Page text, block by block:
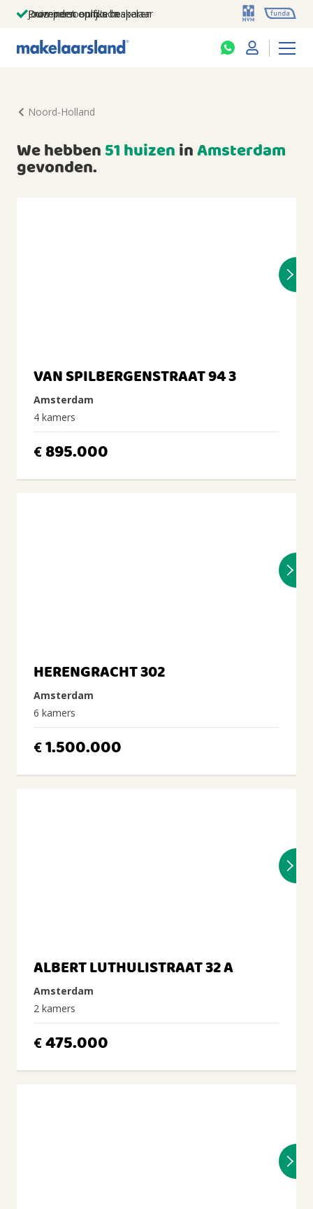
Jouw persoonlijke makelaar
Duizenden euro's besparen
Prominent op funda
Noord-Holland
We hebben51 huizeninAmsterdam
gevonden.
VAN SPILBERGENSTRAAT 94 3
Amsterdam
4 kamers
€ 895.000
HERENGRACHT 302
Amsterdam
6 kamers
€1.500.000
ALBERT LUTHULISTRAAT 32 A
Amsterdam
2 kamers
€475.000